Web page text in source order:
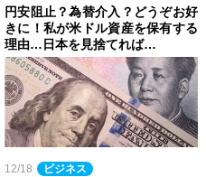
円安阻止？為替介入？どうぞお好
きに！私が米ドル資産を保有する
理由…日本を見捨てれば…
12/18 ビジネス